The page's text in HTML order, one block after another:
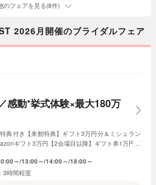
のフェアを見る(8件)
2026月開催のブライダルフェア
感動*挙式体験×最大180万
典付き【来館特典】ギフト3万円分＆ミシュラン
ギフト3万円【2会場目以降】ギフト券1万円プ
～ 13:00～ 14:00～ 18:00～
3時間程度